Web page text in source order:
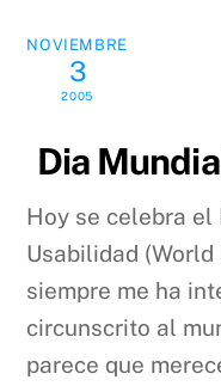
NOVIEMBRE
3
2005
Dia
Hoy se celebra el
Usabilidad (World
siempre me ha
circunscrito al
parece que